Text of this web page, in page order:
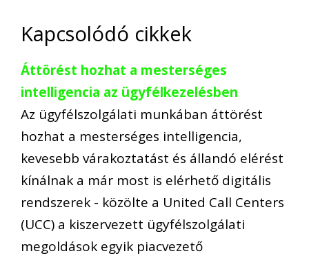
Kapcsolódó cikkek
Áttörést hozhat a mesterséges
intelligencia az ügyfélkezelésben
Az ügyfélszolgálati munkában áttörést
hozhat a mesterséges intelligencia,
kevesebb várakoztatást és állandó elérést
kínálnak a már most is elérhető digitális
rendszerek - közölte a United Call Centers
(UCC) a kiszervezett ügyfélszolgálati
megoldások egyik piacvezető